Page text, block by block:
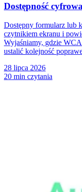
Dostępność
Dostępny formularz lub
czytnikiem ekranu i
Wyjaśniamy, gdzie
ustalić kolejność
28 lipca 2026
20 min czytania